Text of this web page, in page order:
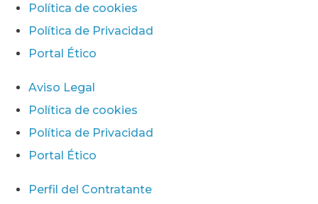
Política de cookies
Política de Privacidad
Portal Ético
Aviso Legal
Política de cookies
Política de Privacidad
Portal Ético
Perfil del Contratante